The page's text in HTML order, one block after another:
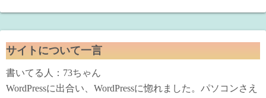
サイトについて一言
書いてる人：73ちゃん
WordPressに出合い、WordPressに惚れました。パソコンさえ